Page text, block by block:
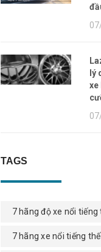
lý
xe
TAGS
7 hãng độ xe nổi tiếng
7 hãng xe nổi tiếng